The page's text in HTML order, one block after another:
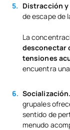
Distracción
de escape de
La
desconectar
tensiones
encuentra
Socialización.
grupales
sentido de
menudo